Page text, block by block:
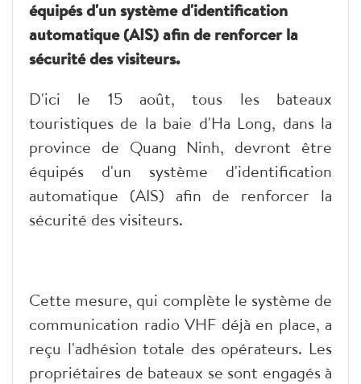
équipés d'un système d'identification
automatique (AIS) afin de renforcer la
sécurité des visiteurs.
D'ici le 15 août, tous les bateaux
touristiques de la baie d'Ha Long, dans la
province de Quang Ninh, devront être
équipés d'un système d'identification
automatique (AIS) afin de renforcer la
sécurité des visiteurs.
Cette mesure, qui complète le système de
communication radio VHF déjà en place, a
reçu l'adhésion totale des opérateurs. Les
propriétaires de bateaux se sont engagés à